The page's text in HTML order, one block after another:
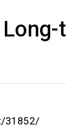
31852/